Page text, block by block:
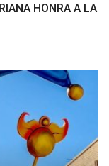
HONRA A LA